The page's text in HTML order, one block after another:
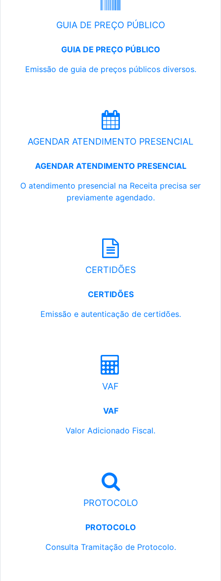
GUIA DE PREÇO PÚBLICO
GUIA DE PREÇO PÚBLICO
Emissão de guia de preços públicos diversos.
AGENDAR ATENDIMENTO PRESENCIAL
AGENDAR ATENDIMENTO PRESENCIAL
O atendimento presencial na Receita precisa ser
previamente agendado.
CERTIDÕES
CERTIDÕES
Emissão e autenticação de certidões.
VAF
VAF
Valor Adicionado Fiscal.
PROTOCOLO
PROTOCOLO
Consulta Tramitação de Protocolo.